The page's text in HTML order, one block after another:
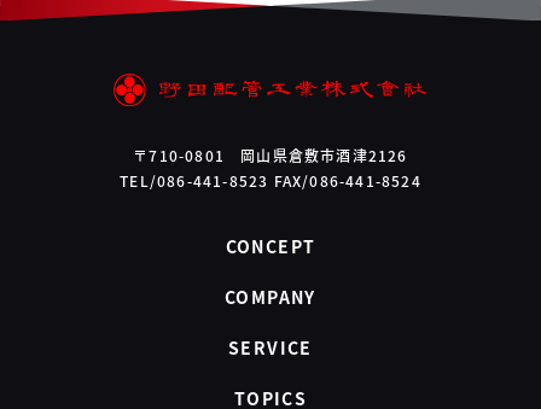
〒710-0801 岡山県倉敷市酒津2126
TEL/086-441-8523 FAX/086-441-8524
CONCEPT
COMPANY
SERVICE
TOPICS